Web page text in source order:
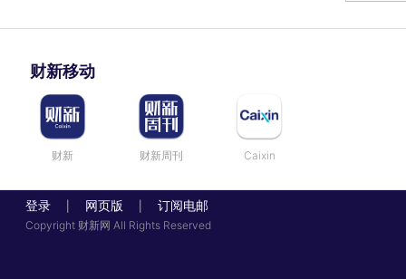
财新移动
财新 财新周刊 Caixin
登录 网页版 订阅电邮
Copyright 财新网 All Rights Reserved